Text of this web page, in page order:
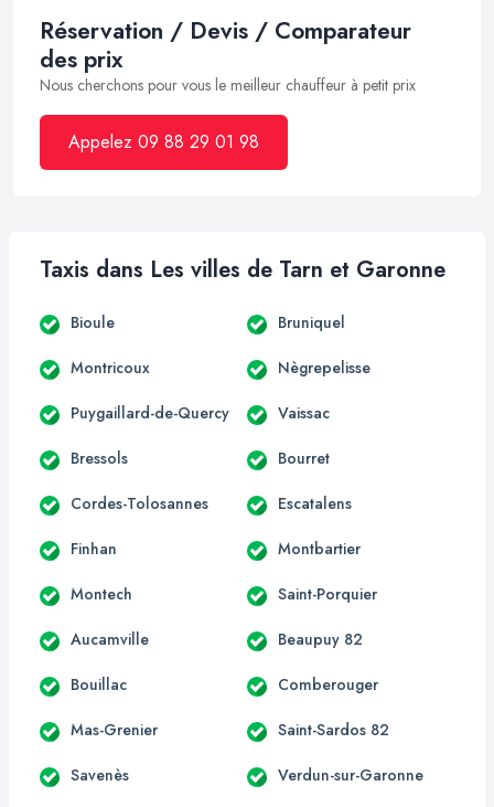
Réservation / Devis / Comparateur
des prix
Nous cherchons pour vous le meilleur chauffeur à petit prix
Appelez 09 88 29 01 98
Taxis dans Les villes de Tarn et Garonne
Bioule Bruniquel
Montricoux Nègrepelisse
Puygaillard-de-Quercy Vaissac
Bressols Bourret
Cordes-Tolosannes Escatalens
Finhan Montbartier
Montech Saint-Porquier
Aucamville Beaupuy 82
Bouillac Comberouger
Mas-Grenier Saint-Sardos 82
Savenès Verdun-sur-Garonne